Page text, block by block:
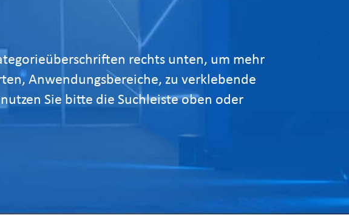
rechts unten, um mehr
Anwendungsbereiche, zu verklebende
Sie bitte die Suchleiste oben oder